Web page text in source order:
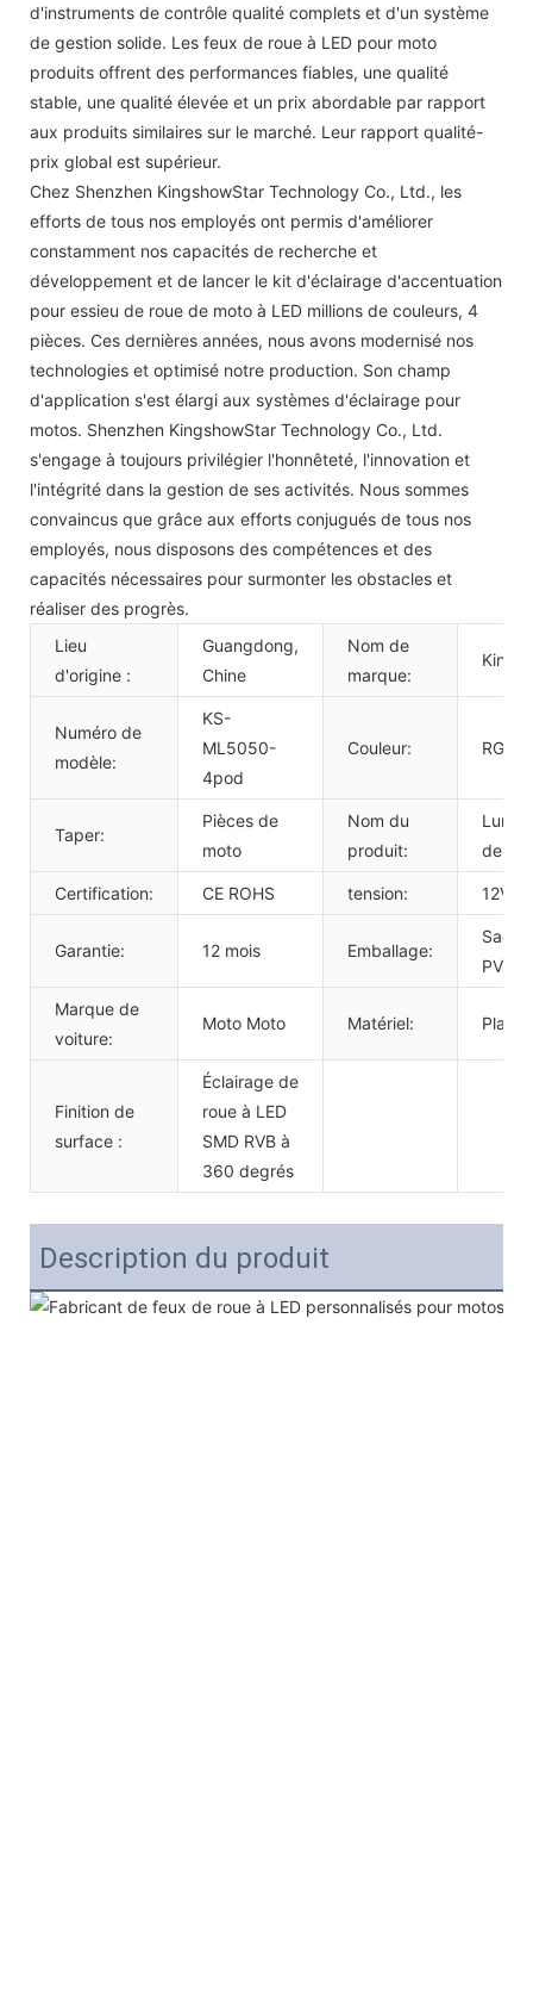
d'instruments de contrôle qualité complets et d'un système
de gestion solide. Les feux de roue à LED pour moto
produits offrent des performances fiables, une qualité
stable, une qualité élevée et un prix abordable par rapport
aux produits similaires sur le marché. Leur rapport qualité-
prix global est supérieur.
Chez Shenzhen KingshowStar Technology Co., Ltd., les
efforts de tous nos employés ont permis d'améliorer
constamment nos capacités de recherche et
développement et de lancer le kit d'éclairage d'accentuation
pour essieu de roue de moto à LED millions de couleurs, 4
pièces. Ces dernières années, nous avons modernisé nos
technologies et optimisé notre production. Son champ
d'application s'est élargi aux systèmes d'éclairage pour
motos. Shenzhen KingshowStar Technology Co., Ltd.
s'engage à toujours privilégier l'honnêteté, l'innovation et
l'intégrité dans la gestion de ses activités. Nous sommes
convaincus que grâce aux efforts conjugués de tous nos
employés, nous disposons des compétences et des
capacités nécessaires pour surmonter les obstacles et
réaliser des progrès.
Lieu
d'origine :
Guangdong,
Chine
Nom de
marque:
Numéro de
modèle:
KS-
ML5050-
4pod
Couleur: RGB
Taper:
Pièces de
moto
Nom du
produit:
de
Certification: CE ROHS tension: 12V
Garantie: 12 mois Emballage:
Sac
PVC
Marque de
voiture:
Moto Moto Matériel:
Finition de
surface :
Éclairage de
roue à LED
SMD RVB à
360 degrés
Description du produit